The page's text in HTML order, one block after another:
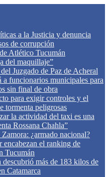
a la Justicia y denuncia
de corrupción
Atlético Tucumán
del maquillaje”
Juzgado de Paz de Acheral
funcionarios municipales para
sin final de obra
para exigir controles y el
tormenta peligrosas
la actividad del taxi es una
Rossana Chahla”
¿armado nacional?
el ranking de
Tucumán
más de 183 kilos de
Catamarca